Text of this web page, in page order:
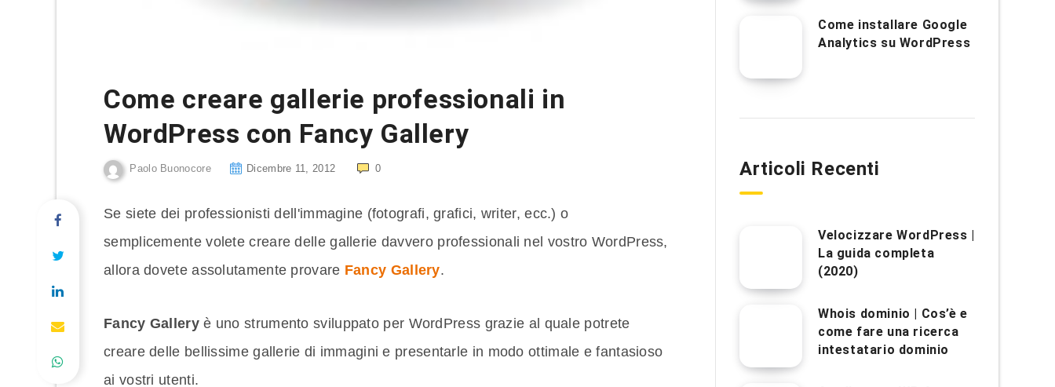
Come creare gallerie professionali in
WordPress con Fancy Gallery
Paolo Buonocore Dicembre 11, 2012 0
Se siete dei professionisti dell'immagine (fotografi, grafici, writer, ecc.) o
semplicemente volete creare delle gallerie davvero professionali nel vostro WordPress,
allora dovete assolutamente provare Fancy Gallery.
Fancy Galleryè uno strumento sviluppato per WordPress grazie al quale potrete
creare delle bellissime gallerie di immagini e presentarle in modo ottimale e fantasioso
ai vostri utenti.
Come installare Google
Analytics su WordPress
Articoli Recenti
Velocizzare WordPress |
La guida completa
(2020)
Whois dominio | Cos’è e
come fare una ricerca
intestatario dominio